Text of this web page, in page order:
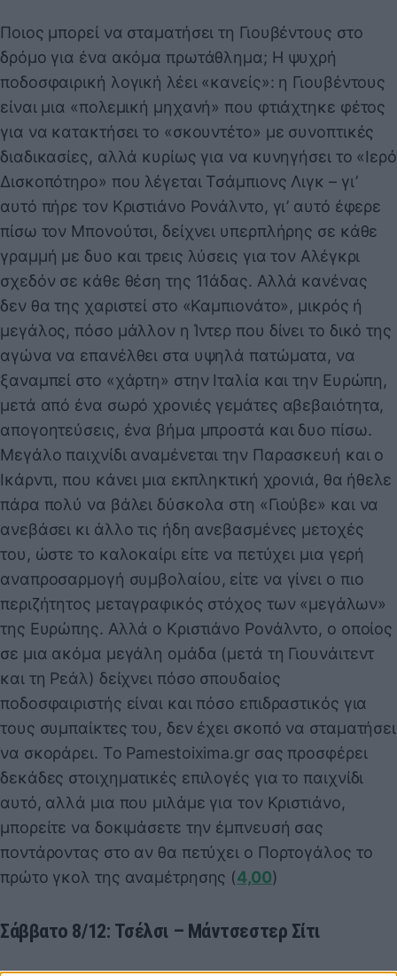
Ποιος μπορεί να σταματήσει τη Γιουβέντους στο
δρόμο για ένα ακόμα πρωτάθλημα; Η ψυχρή
ποδοσφαιρική λογική λέει «κανείς»: η Γιουβέντους
είναι μια «πολεμική μηχανή» που φτιάχτηκε φέτος
για να κατακτήσει το «σκουντέτο» με συνοπτικές
διαδικασίες, αλλά κυρίως για να κυνηγήσει το «Ιερό
Δισκοπότηρο» που λέγεται Τσάμπιονς Λιγκ – γι’
αυτό πήρε τον Κριστιάνο Ρονάλντο, γι’ αυτό έφερε
πίσω τον Μπονούτσι, δείχνει υπερπλήρης σε κάθε
γραμμή με δυο και τρεις λύσεις για τον Αλέγκρι
σχεδόν σε κάθε θέση της 11άδας. Αλλά κανένας
δεν θα της χαριστεί στο «Καμπιονάτο», μικρός ή
μεγάλος, πόσο μάλλον η Ίντερ που δίνει το δικό της
αγώνα να επανέλθει στα υψηλά πατώματα, να
ξαναμπεί στο «χάρτη» στην Ιταλία και την Ευρώπη,
μετά από ένα σωρό χρονιές γεμάτες αβεβαιότητα,
απογοητεύσεις, ένα βήμα μπροστά και δυο πίσω.
Μεγάλο παιχνίδι αναμένεται την Παρασκευή και ο
Ικάρντι, που κάνει μια εκπληκτική χρονιά, θα ήθελε
πάρα πολύ να βάλει δύσκολα στη «Γιούβε» και να
ανεβάσει κι άλλο τις ήδη ανεβασμένες μετοχές
του, ώστε το καλοκαίρι είτε να πετύχει μια γερή
αναπροσαρμογή συμβολαίου, είτε να γίνει ο πιο
περιζήτητος μεταγραφικός στόχος των «μεγάλων»
της Ευρώπης. Αλλά ο Κριστιάνο Ρονάλντο, ο οποίος
σε μια ακόμα μεγάλη ομάδα (μετά τη Γιουνάιτεντ
και τη Ρεάλ) δείχνει πόσο σπουδαίος
ποδοσφαιριστής είναι και πόσο επιδραστικός για
τους συμπαίκτες του, δεν έχει σκοπό να σταματήσει
να σκοράρει. Το Pamestoixima.gr σας προσφέρει
δεκάδες στοιχηματικές επιλογές για το παιχνίδι
αυτό, αλλά μια που μιλάμε για τον Κριστιάνο,
μπορείτε να δοκιμάσετε την έμπνευσή σας
ποντάροντας στο αν θα πετύχει ο Πορτογάλος το
πρώτο γκολ της αναμέτρησης (4,00)
Σάββατο 8/12: Τσέλσι – Μάντσεστερ Σίτι